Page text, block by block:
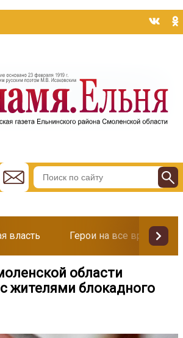
власть Герои на все времена
области
жителями блокадного